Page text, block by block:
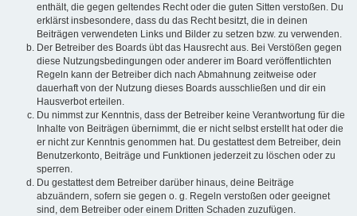
enthält, die gegen geltendes Recht oder die guten Sitten verstoßen. Du
erklärst insbesondere, dass du das Recht besitzt, die in deinen
Beiträgen verwendeten Links und Bilder zu setzen bzw. zu verwenden.
Der Betreiber des Boards übt das Hausrecht aus. Bei Verstößen gegen
diese Nutzungsbedingungen oder anderer im Board veröffentlichten
Regeln kann der Betreiber dich nach Abmahnung zeitweise oder
dauerhaft von der Nutzung dieses Boards ausschließen und dir ein
Hausverbot erteilen.
Du nimmst zur Kenntnis, dass der Betreiber keine Verantwortung für die
Inhalte von Beiträgen übernimmt, die er nicht selbst erstellt hat oder die
er nicht zur Kenntnis genommen hat. Du gestattest dem Betreiber, dein
Benutzerkonto, Beiträge und Funktionen jederzeit zu löschen oder zu
sperren.
Du gestattest dem Betreiber darüber hinaus, deine Beiträge
abzuändern, sofern sie gegen o. g. Regeln verstoßen oder geeignet
sind, dem Betreiber oder einem Dritten Schaden zuzufügen.